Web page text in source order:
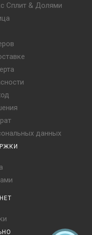
Сплит & Долями
данных